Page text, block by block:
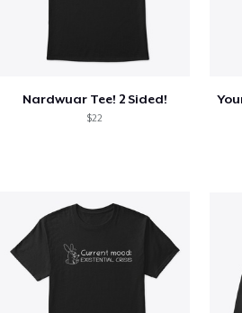
Nardwuar Tee! 2 Sided!
$22